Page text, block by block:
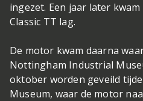
ingezet. Een jaar later
Classic TT lag.
De motor kwam daarna
Nottingham Industrial
oktober worden geveild
Museum, waar de motor